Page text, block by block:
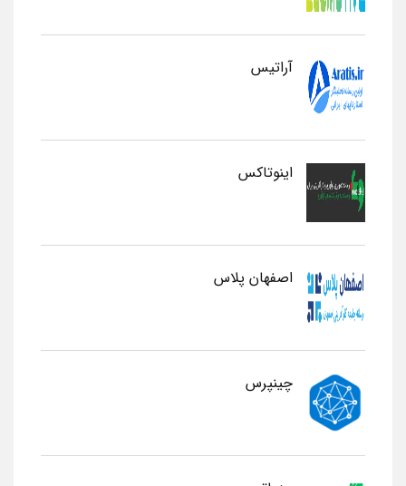
آراتیس
اینوتاکس
اصفهان پلاس
چینپرس